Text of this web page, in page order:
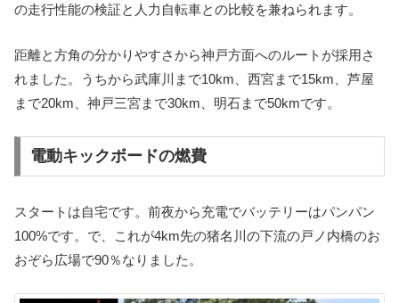
の走行性能の検証と人力自転車との比較を兼ねられます。
距離と方角の分かりやすさから神戸方面へのルートが採用さ
れました。うちから武庫川まで10km、西宮まで15km、芦屋
まで20km、神戸三宮まで30km、明石まで50kmです。
電動キックボードの燃費
スタートは自宅です。前夜から充電でバッテリーはパンパン
100%です。で、これが4km先の猪名川の下流の戸ノ内橋のお
おぞら広場で90％なりました。